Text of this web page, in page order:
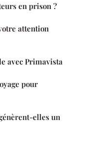
en prison ?
attention
avec Primavista
pour
elles un